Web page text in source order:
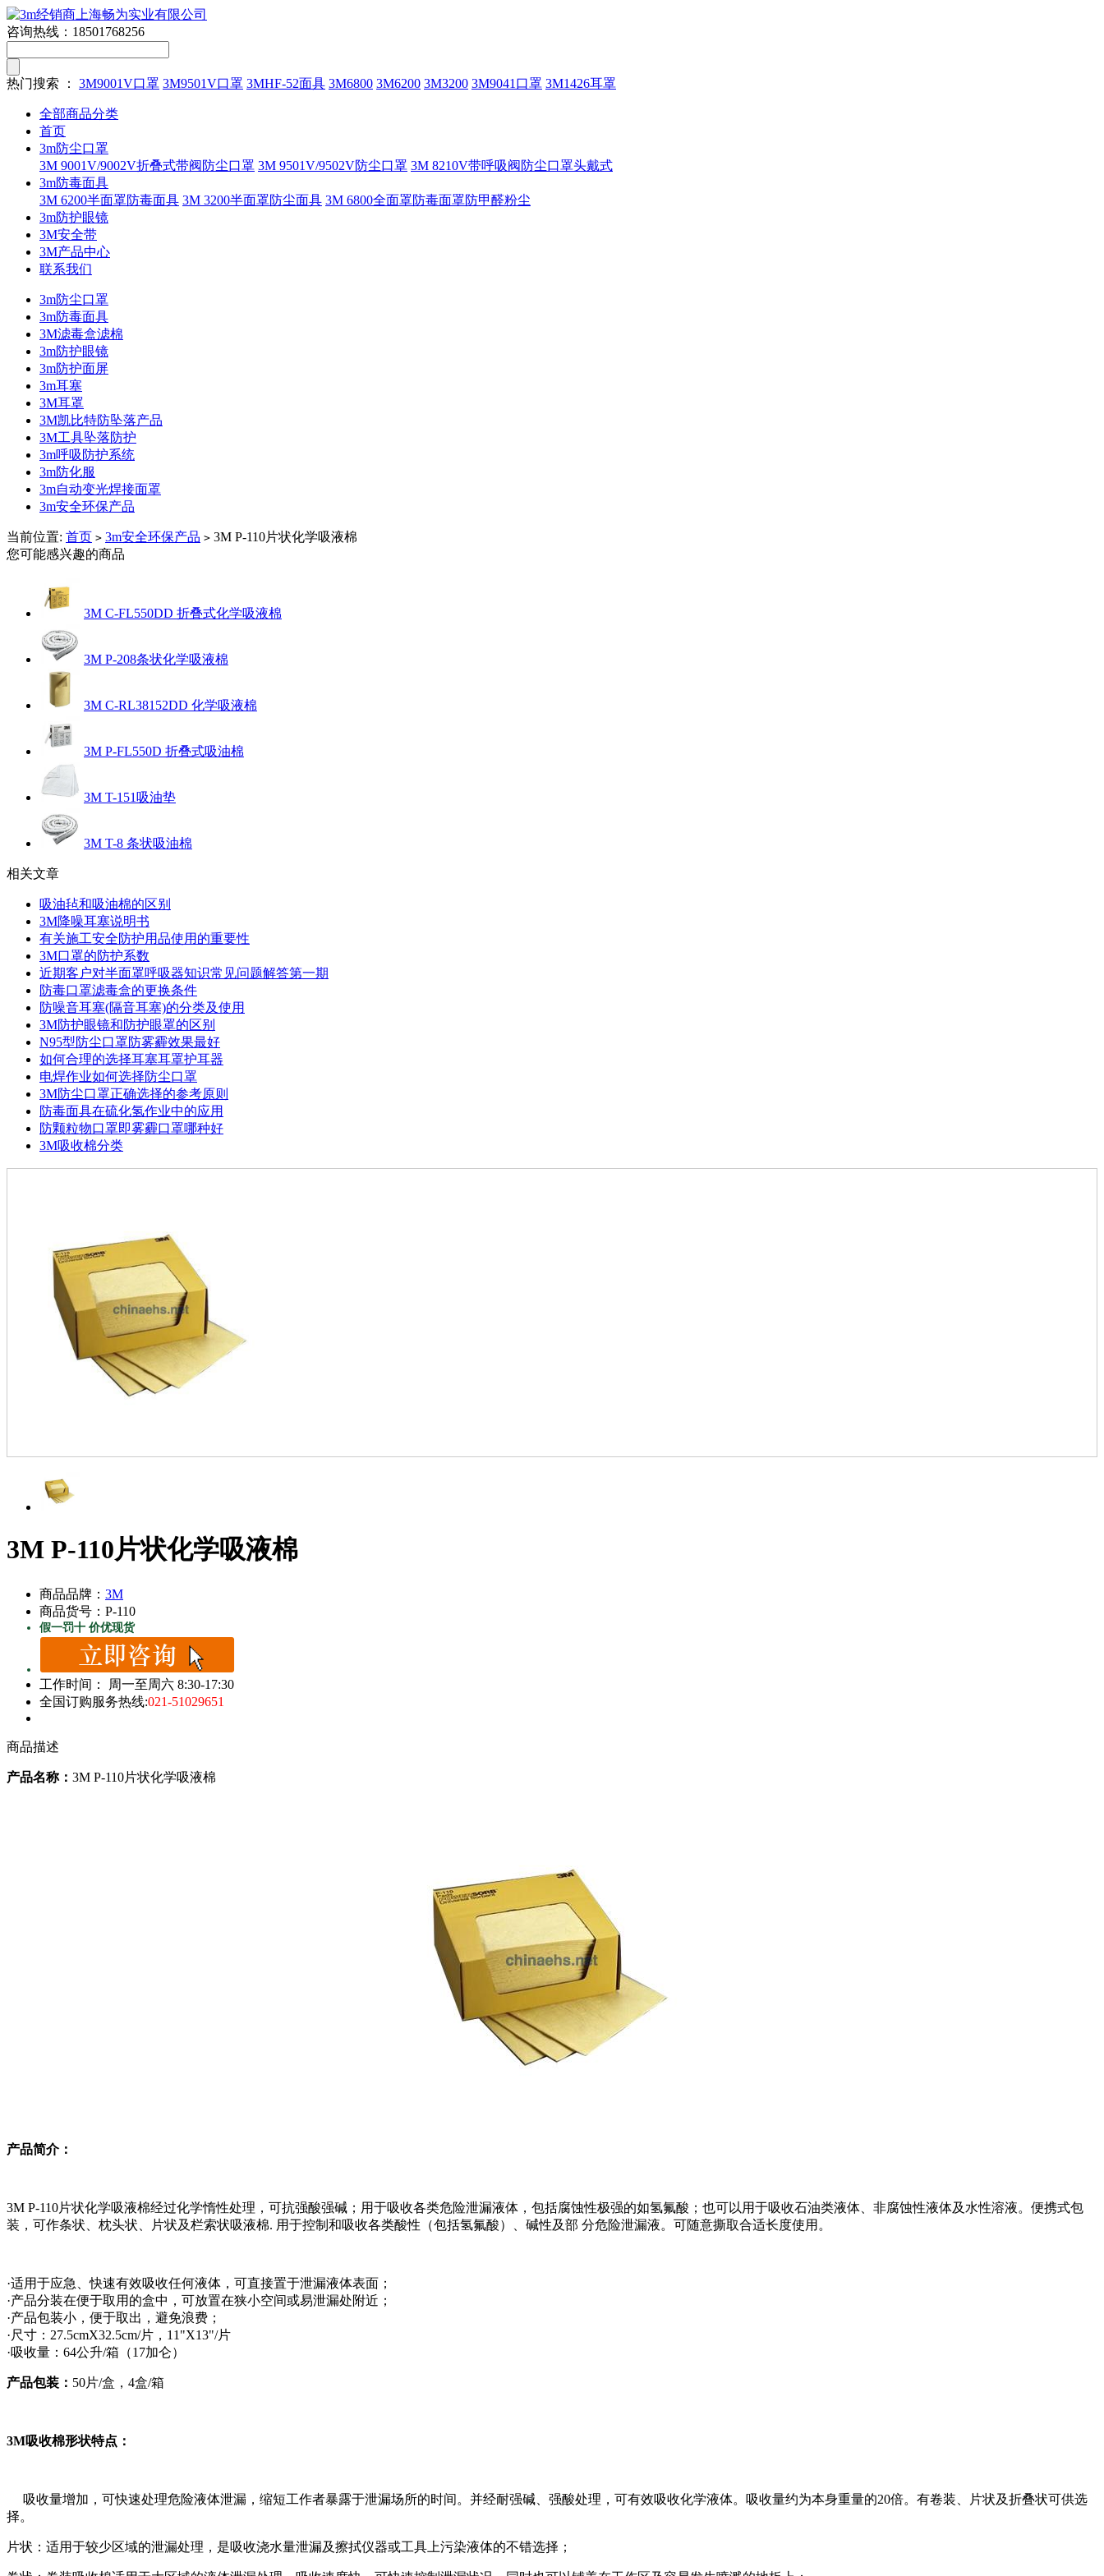
咨询热线： 18501768256
热门搜索 ： 3M9001V口罩 3M9501V口罩 3MHF-52面具 3M6800 3M6200 3M3200 3M9041口罩 3M1426耳罩
全部商品分类
首页
3m防尘口罩
3M 9001V/9002V折叠式带阀防尘口罩 3M 9501V/9502V防尘口罩 3M 8210V带呼吸阀防尘口罩头戴式
3m防毒面具
3M 6200半面罩防毒面具 3M 3200半面罩防尘面具 3M 6800全面罩防毒面罩防甲醛粉尘
3m防护眼镜
3M安全带
3M产品中心
联系我们
3m防尘口罩
3m防毒面具
3M滤毒盒滤棉
3m防护眼镜
3m防护面屏
3m耳塞
3M耳罩
3M凯比特防坠落产品
3M工具坠落防护
3m呼吸防护系统
3m防化服
3m自动变光焊接面罩
3m安全环保产品
当前位置: 首页 > 3m安全环保产品 > 3M P-110片状化学吸液棉
您可能感兴趣的商品
3M C-FL550DD 折叠式化学吸液棉
3M P-208条状化学吸液棉
3M C-RL38152DD 化学吸液棉
3M P-FL550D 折叠式吸油棉
3M T-151吸油垫
3M T-8 条状吸油棉
相关文章
吸油毡和吸油棉的区别
3M降噪耳塞说明书
有关施工安全防护用品使用的重要性
3M口罩的防护系数
近期客户对半面罩呼吸器知识常见问题解答第一期
防毒口罩滤毒盒的更换条件
防噪音耳塞(隔音耳塞)的分类及使用
3M防护眼镜和防护眼罩的区别
N95型防尘口罩防雾霾效果最好
如何合理的选择耳塞耳罩护耳器
电焊作业如何选择防尘口罩
3M防尘口罩正确选择的参考原则
防毒面具在硫化氢作业中的应用
防颗粒物口罩即雾霾口罩哪种好
3M吸收棉分类
3M P-110片状化学吸液棉
商品品牌： 3M
商品货号：P-110
假一罚十 价优现货
工作时间： 周一至周六 8:30-17:30
全国订购服务热线:021-51029651
商品描述
产品名称： 3M P-110片状化学吸液棉
产品简介：
3M P-110片状化学吸液棉经过化学惰性处理，可抗强酸强碱；用于吸收各类危险泄漏液体，包括腐蚀性极强的如氢氟酸；也可以用于吸收石油类液体、非腐蚀性液体及水性溶液。便携式包
装，可作条状、枕头状、片状及栏索状吸液棉. 用于控制和吸收各类酸性（包括氢氟酸）、碱性及部 分危险泄漏液。可随意撕取合适长度使用。
·适用于应急、快速有效吸收任何液体，可直接置于泄漏液体表面；
·产品分装在便于取用的盒中，可放置在狭小空间或易泄漏处附近；
·产品包装小，便于取出，避免浪费；
·尺寸：27.5cmX32.5cm/片，11"X13"/片
·吸收量：64公升/箱（17加仑）
产品包装： 50片/盒，4盒/箱
3M吸收棉形状特点：
吸收量增加，可快速处理危险液体泄漏，缩短工作者暴露于泄漏场所的时间。并经耐强碱、强酸处理，可有效吸收化学液体。吸收量约为本身重量的20倍。有卷装、片状及折叠状可供选
择。
片状：适用于较少区域的泄漏处理，是吸收浇水量泄漏及擦拭仪器或工具上污染液体的不错选择；